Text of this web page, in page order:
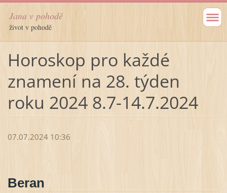
Jana v pohodě
život v pohodě
Horoskop pro každé
znamení na 28. týden
roku 2024 8.7-14.7.2024
07.07.2024 10:36
Beran